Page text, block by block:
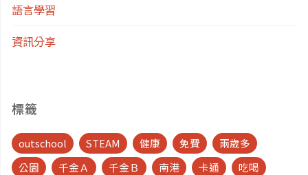
語言學習
資訊分享
標籤
outschool STEAM 健康 免費
兩歲多
公園
千金Ａ 千金Ｂ 南港 卡通
吃喝